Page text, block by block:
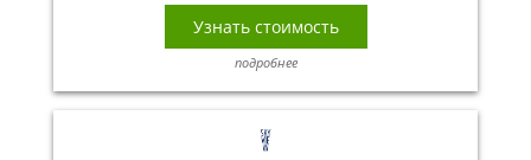
Узнать стоимость
подробнее